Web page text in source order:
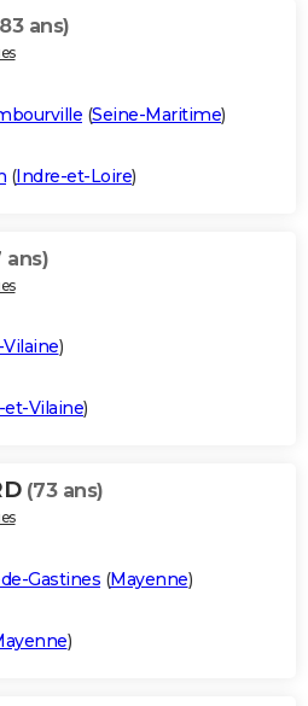
ans)
(Seine-Maritime)
(Indre-et-Loire)
ans)
)
et-Vilaine)
(73 ans)
Gastines (Mayenne)
)